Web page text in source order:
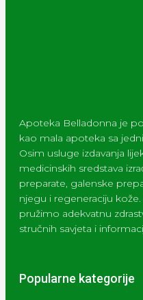
Apoteka Belladonna je
kao mala apoteka sa
Osim usluge izdavanja
medicinskih sredstava
preparate, galenske
njegu i regeneraciju
pružimo adekvatnu
stručnih savjeta i
Popularne kategorije